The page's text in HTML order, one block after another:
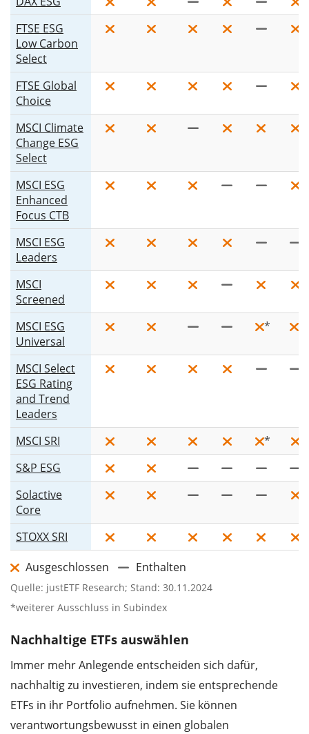
FTSE ESG
Low Carbon
Select
FTSE Global
Choice
MSCI Climate
Change ESG
Select
MSCI ESG
Enhanced
Focus CTB
MSCI ESG
Leaders
MSCI
Screened
MSCI ESG
Universal
* *
MSCI Select
ESG Rating
and Trend
Leaders
MSCI SRI
*
S&P ESG
Solactive
Core
STOXX SRI
Ausgeschlossen
Enthalten
Quelle: justETF Research; Stand: 30.11.2024
*weiterer Ausschluss in Subindex
Nachhaltige ETFs auswählen
Immer mehr Anlegende entscheiden sich dafür,
nachhaltig zu investieren, indem sie entsprechende
ETFs in ihr Portfolio aufnehmen. Sie können
verantwortungsbewusst in einen globalen